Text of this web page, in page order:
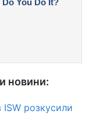
новини:
розкусили